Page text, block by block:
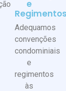
e
Adequamos
convenções
condominiais
e
regimentos
às